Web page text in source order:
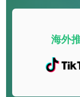
海外